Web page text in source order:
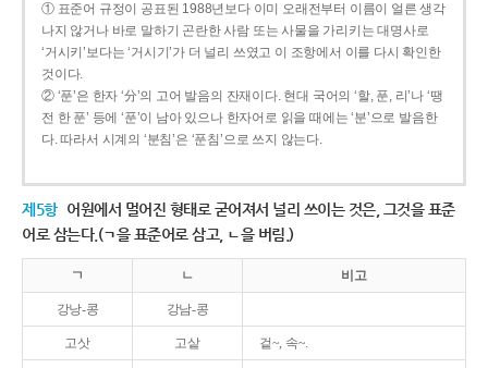
① 표준어 규정이 공표된 1988년보다 이미 오래전부터 이름이 얼른 생각
나지 않거나 바로 말하기 곤란한 사람 또는 사물을 가리키는 대명사로
‘거시키’보다는 ‘거시기’가 더 널리 쓰였고 이 조항에서 이를 다시 확인한
것이다.
② ‘푼’은 한자 ‘分’의 고어 발음의 잔재이다. 현대 국어의 ‘할, 푼, 리’나 ‘땡
전 한 푼’ 등에 ‘푼’이 남아 있으나 한자어로 읽을 때에는 ‘분’으로 발음한
다. 따라서 시계의 ‘분침’은 ‘푼침’으로 쓰지 않는다.
제5항 어원에서 멀어진 형태로 굳어져서 널리 쓰이는 것은, 그것을 표준
어로 삼는다.(ㄱ을 표준어로 삼고, ㄴ을 버림.)
ㄱ ㄴ 비고
강낭-콩 강남-콩
고삿 고샅 겉~, 속~.